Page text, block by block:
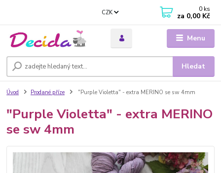
Menu
CZK
Hledat
0 ks
za 0,00 Kč
Úvod Prodané příze "Purple Violetta" - extra MERINO se sw 4mm
"Purple Violetta" - extra MERINO
se sw 4mm